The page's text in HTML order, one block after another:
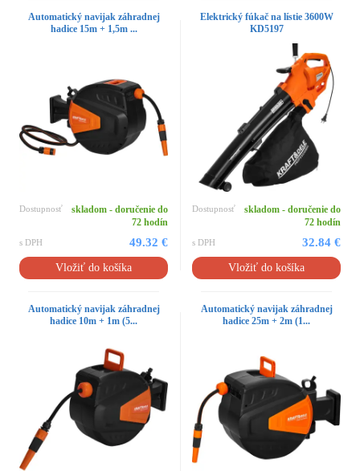
Automatický navijak záhradnej
hadice 15m + 1,5m ...
Dostupnosť
skladom - doručenie do
72 hodín
s DPH 49.32 €
Vložiť do košíka
Elektrický fúkač na lístie 3600W
KD5197
Dostupnosť
skladom - doručenie do
72 hodín
s DPH 32.84 €
Vložiť do košíka
Automatický navijak záhradnej
hadice 10m + 1m (5...
Automatický navijak záhradnej
hadice 25m + 2m (1...